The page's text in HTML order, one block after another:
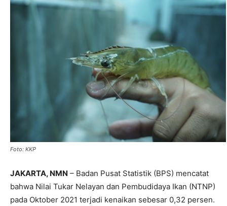
Foto: KKP
JAKARTA, NMN – Badan Pusat Statistik (BPS) mencatat
bahwa Nilai Tukar Nelayan dan Pembudidaya Ikan (NTNP)
pada Oktober 2021 terjadi kenaikan sebesar 0,32 persen.